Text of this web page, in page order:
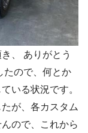
、 ありがとう
たので、何とか
いる状況です。
が、各カスタム
ので、これから